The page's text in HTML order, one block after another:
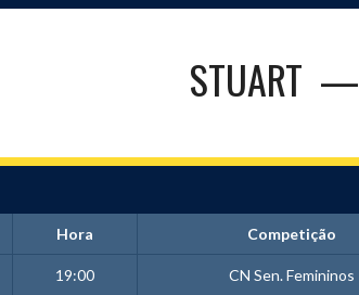
STUART —
Hora Competição
19:00 CN Sen. Femininos